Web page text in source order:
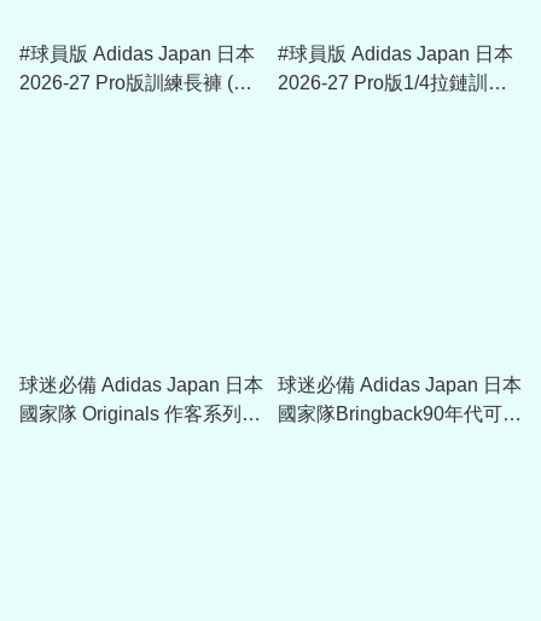
#球員版 Adidas Japan 日本
2026-27 Pro版訓練長褲 (包
#球員版 Adidas Japan 日本
2026-27 Pro版1/4拉鏈訓練
球迷必備 Adidas Japan 日本
國家隊 Originals 作客系列棒
球迷必備 Adidas Japan 日本
國家隊Bringback90年代可摺